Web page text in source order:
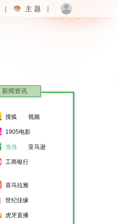
| 主 题 |
搜狐 · 视频
1905电影
当当 · 亚马逊
工商银行
喜马拉雅
世纪佳缘
虎牙直播
新闻资讯